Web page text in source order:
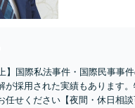
】国際私法事件・国際民事事
が採用された実績もあります
任せください【夜間・休日相